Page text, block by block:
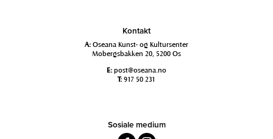
Kontakt
A: Oseana Kunst- og Kultursenter
Mobergsbakken 20, 5200 Os
E: post@oseana.no
T: 917 50 231
Sosiale medium